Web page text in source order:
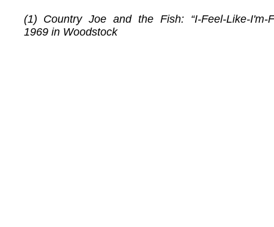
(1) Country Joe and the Fish: “I-Feel-Like-I'm-
1969 in Woodstock